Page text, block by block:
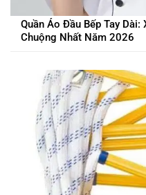
Quần Áo Đầu Bếp Tay
Chuộng Nhất Năm 2026